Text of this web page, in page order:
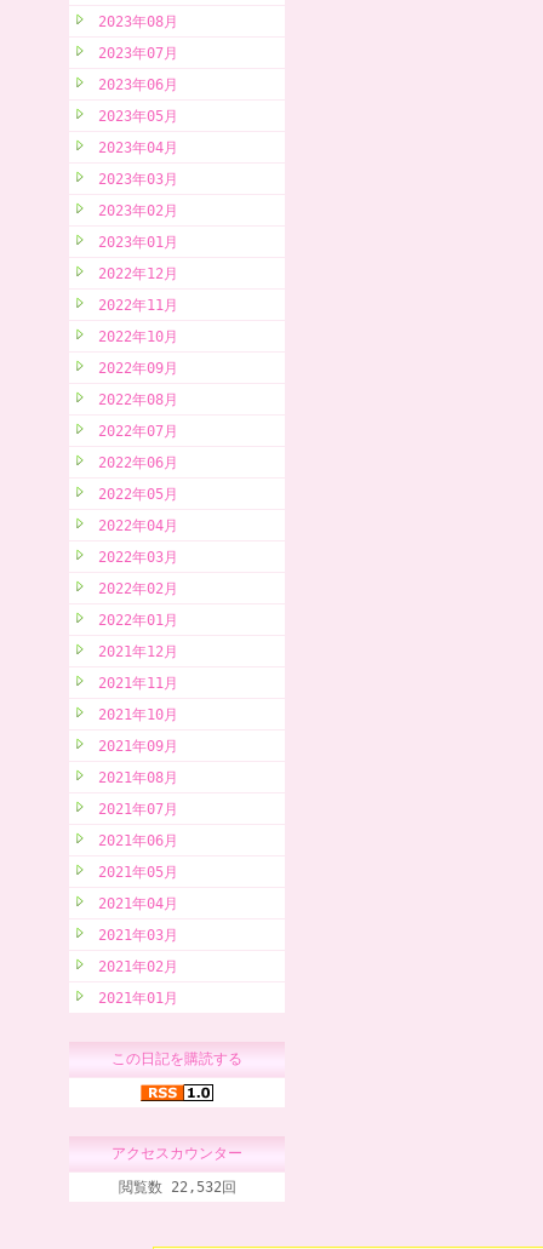
2023年08月
2023年07月
2023年06月
2023年05月
2023年04月
2023年03月
2023年02月
2023年01月
2022年12月
2022年11月
2022年10月
2022年09月
2022年08月
2022年07月
2022年06月
2022年05月
2022年04月
2022年03月
2022年02月
2022年01月
2021年12月
2021年11月
2021年10月
2021年09月
2021年08月
2021年07月
2021年06月
2021年05月
2021年04月
2021年03月
2021年02月
2021年01月
この日記を購読する
アクセスカウンター
閲覧数 22,532回